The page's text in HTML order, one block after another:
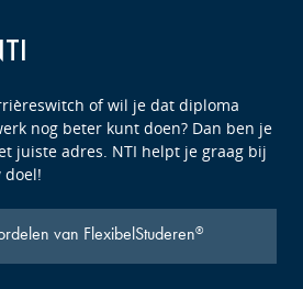
of wil je dat diploma
nog beter kunt doen? Dan ben je
juiste adres. NTI helpt je graag bij
doel!
van FlexibelStuderen®